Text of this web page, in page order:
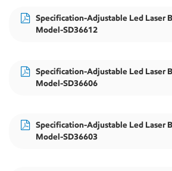
Specification-Adjustable Led Laser
Model-SD36612
Specification-Adjustable Led Laser
Model-SD36606
Specification-Adjustable Led Laser
Model-SD36603